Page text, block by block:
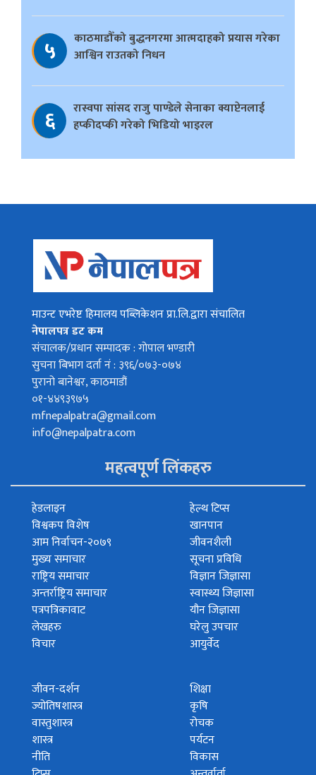
५
काठमाडौँको बुद्धनगरमा आत्मदाहको प्रयास गरेका
आश्विन राउतको निधन
६
रास्वपा सांसद राजु पाण्डेले सेनाका क्याप्टेनलाई
हप्कीदप्की गरेको भिडियो भाइरल
माउन्ट एभरेष्ट हिमालय पब्लिकेशन प्रा.लि.द्वारा संचालित
नेपालपत्र डट कम
संचालक/प्रधान सम्पादक : गोपाल भण्डारी
सुचना बिभाग दर्ता नं : ३९६/०७३-०७४
पुरानो बानेश्वर, काठमाडौं
०१-४४९३९७५
mfnepalpatra@gmail.com
info@nepalpatra.com
महत्वपूर्ण लिंकहरु
हेडलाइन
विश्वकप विशेष
आम निर्वाचन-२०७९
मुख्य समाचार
राष्ट्रिय समाचार
अन्तर्राष्ट्रिय समाचार
पत्रपत्रिकावाट
लेखहरु
विचार
हेल्थ टिप्स
खानपान
जीवनशैली
सूचना प्रविधि
विज्ञान जिज्ञासा
स्वास्थ्य जिज्ञासा
यौन जिज्ञासा
घरेलु उपचार
आयुर्वेद
जीवन-दर्शन
ज्योतिषशास्त्र
वास्तुशास्त्र
शास्त्र
नीति
शिक्षा
कृषि
रोचक
पर्यटन
विकास